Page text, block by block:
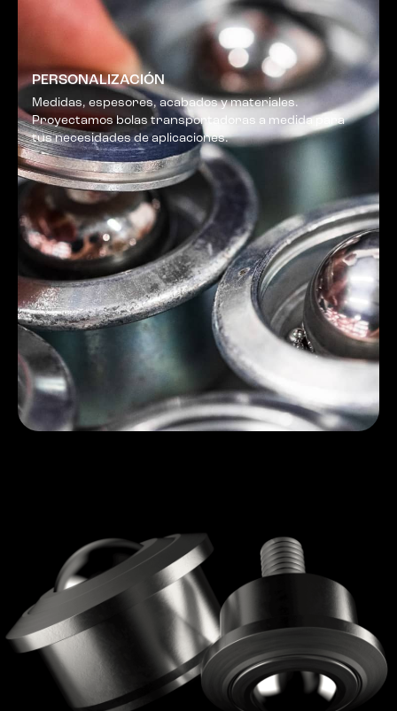
PERSONALIZACIÓN
Medidas, espesores, acabados y materiales.
Proyectamos bolas transportadoras a medida para
tus necesidades de aplicaciones.